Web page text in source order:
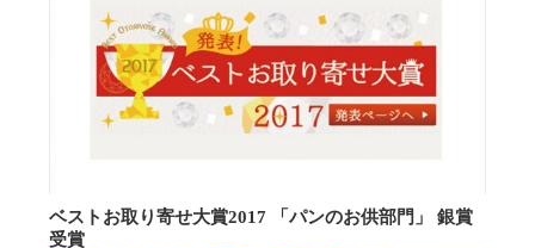
ベストお取り寄せ大賞2017 「パンのお供部門」 銀賞
受賞